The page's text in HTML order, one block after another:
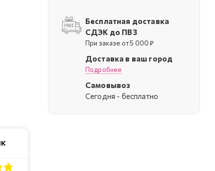
Бесплатная доставка
СДЭК до ПВЗ
При заказе от 5 000 ₽
Доставка в ваш город
Подробнее
Самовывоз
Cегодня - бесплатно